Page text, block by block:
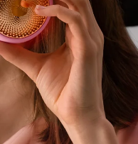
我的訂單
我的地址
我的訂閱
Русский
繁體中文
預計送達日期09/08/2026